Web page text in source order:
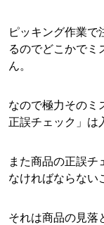
ピッキング作業で
るのでどこかでミ
ん。
なので極力そのミ
正誤チェック」は
また商品の正誤チ
なければならない
それは商品の見落